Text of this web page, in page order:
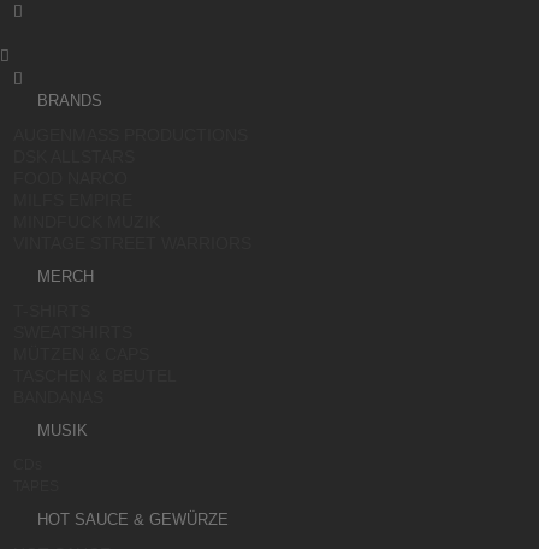



BRANDS
MERCH
MUSIK
HOT SAUCE & GEWÜRZE